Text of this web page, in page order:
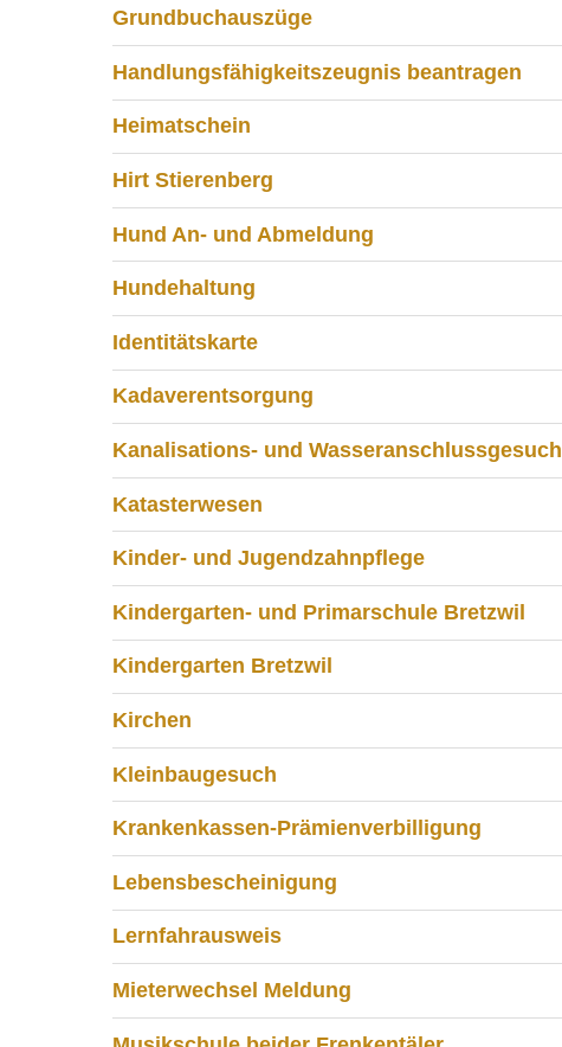
Grundbuchauszüge
Handlungsfähigkeitszeugnis beantragen
Heimatschein
Hirt Stierenberg
Hund An- und Abmeldung
Hundehaltung
Identitätskarte
Kadaverentsorgung
Kanalisations- und Wasseranschlussgesuch
Katasterwesen
Kinder- und Jugendzahnpflege
Kindergarten- und Primarschule Bretzwil
Kindergarten Bretzwil
Kirchen
Kleinbaugesuch
Krankenkassen-Prämienverbilligung
Lebensbescheinigung
Lernfahrausweis
Mieterwechsel Meldung